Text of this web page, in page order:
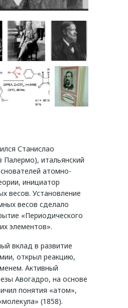
Станислао
итальянский
атомно-
инициатор
весов. Установление
весов сделало
«Периодического
элементов».
вклад в развитие
открыл реакцию,
Активный
Авогадро, на основе
понятия «атом»,
(1858).